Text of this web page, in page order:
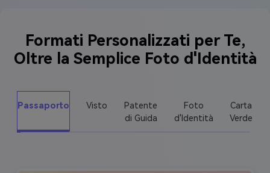
Formati Personalizzati per Te,
Oltre la Semplice Foto d'Identità
Passaporto Visto
Patente
di Guida
Foto
d'Identità
Carta
Verde